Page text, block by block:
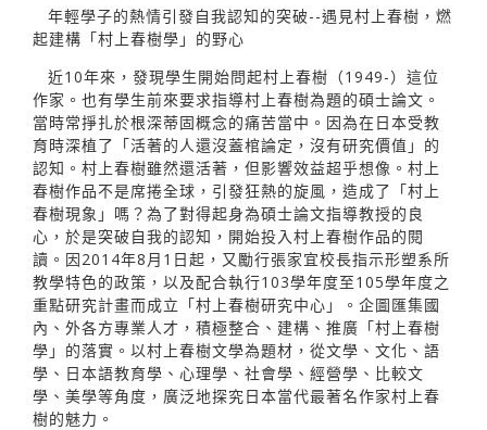
年輕學子的熱情引發自我認知的突破--遇見村上春樹，燃
起建構「村上春樹學」的野心
近10年來，發現學生開始問起村上春樹（1949-）這位
作家。也有學生前來要求指導村上春樹為題的碩士論文。
當時常掙扎於根深蒂固概念的痛苦當中。因為在日本受教
育時深植了「活著的人還沒蓋棺論定，沒有研究價值」的
認知。村上春樹雖然還活著，但影響效益超乎想像。村上
春樹作品不是席捲全球，引發狂熱的旋風，造成了「村上
春樹現象」嗎？為了對得起身為碩士論文指導教授的良
心，於是突破自我的認知，開始投入村上春樹作品的閱
讀。因2014年8月1日起，又勵行張家宜校長指示形塑系所
教學特色的政策，以及配合執行103學年度至105學年度之
重點研究計畫而成立「村上春樹研究中心」。企圖匯集國
內、外各方專業人才，積極整合、建構、推廣「村上春樹
學」的落實。以村上春樹文學為題材，從文學、文化、語
學、日本語教育學、心理學、社會學、經營學、比較文
學、美學等角度，廣泛地探究日本當代最著名作家村上春
樹的魅力。